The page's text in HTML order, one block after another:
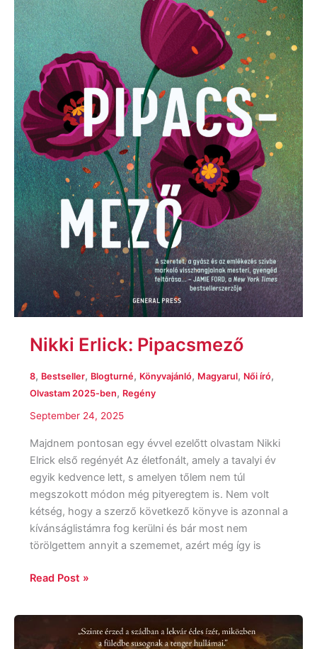
Nikki Erlick: Pipacsmező
8, Bestseller, Blogturné, Könyvajánló, Magyarul, Női író,
Olvastam 2025-ben, Regény
September 24, 2025
Majdnem pontosan egy évvel ezelőtt olvastam Nikki
Elrick első regényét Az életfonált, amely a tavalyi év
egyik kedvence lett, s amelyen tőlem nem túl
megszokott módon még pityeregtem is. Nem volt
kétség, hogy a szerző következő könyve is azonnal a
kívánságlistámra fog kerülni és bár most nem
törölgettem annyit a szememet, azért még így is
Read Post »